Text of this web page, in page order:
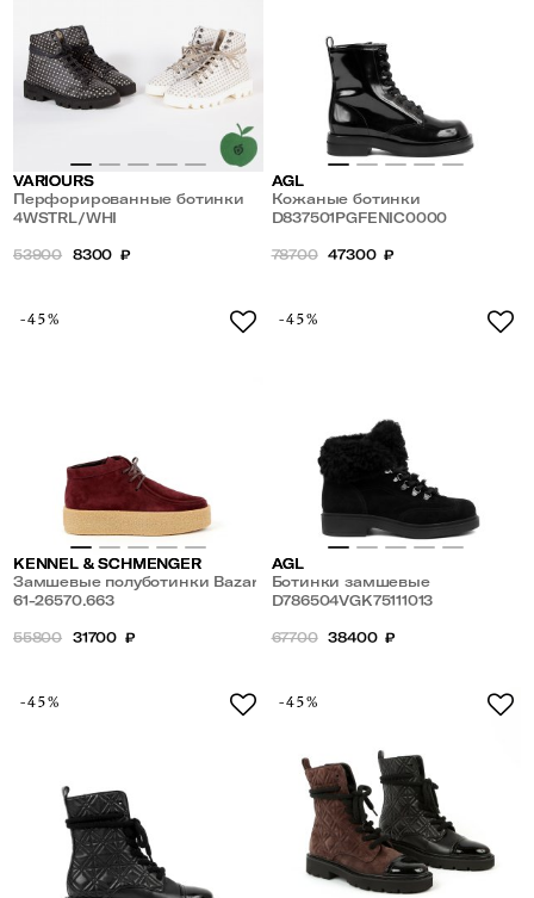
VARIOURS
Перфорированные ботинки
из APPLE кожи и
4WSTRL/WHI
53900 8300 ₽
AGL
Кожаные ботинки
D837501PGFENIC0000
78700 47300 ₽
-45%
KENNEL & SCHMENGER
Замшевые полуботинки Bazar
61-26570.663
55800 31700 ₽
-45%
AGL
Ботинки замшевые
D786504VGK75111013
67700 38400 ₽
-45% -45%